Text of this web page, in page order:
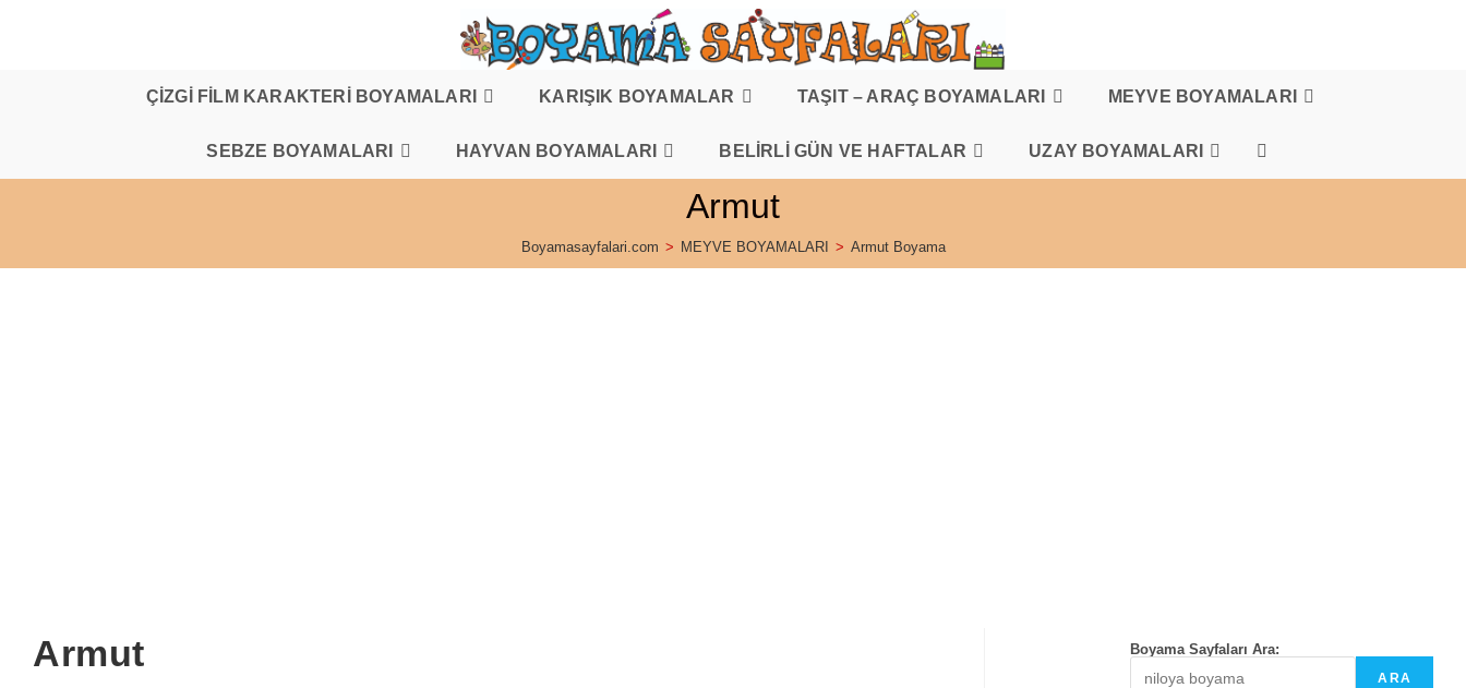
ÇİZGİ FİLM KARAKTERİ BOYAMALARI KARIŞIK BOYAMALAR TAŞIT – ARAÇ BOYAMALARI MEYVE BOYAMALARI
SEBZE BOYAMALARI HAYVAN BOYAMALARI BELİRLİ GÜN VE HAFTALAR UZAY BOYAMALARI TOGGLE
Armut
Boyamasayfalari.com > MEYVE BOYAMALARI > Armut Boyama
Armut Boyama Sayfaları Ara:
ARA